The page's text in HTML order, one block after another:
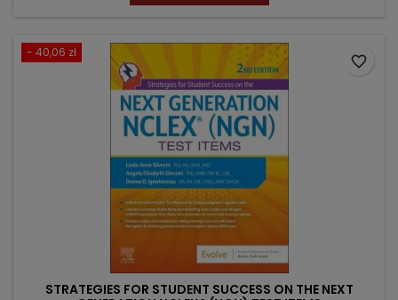
- 40,06 zł
STRATEGIES FOR STUDENT SUCCESS ON THE NEXT
favorite_border